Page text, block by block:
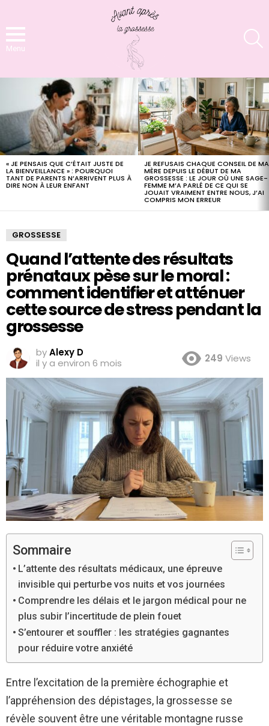
Menu
« JE PENSAIS QUE C’ÉTAIT JUSTE DE
LA BIENVEILLANCE » : POURQUOI
TANT DE PARENTS N’ARRIVENT PLUS À
DIRE NON À LEUR ENFANT
JE REFUSAIS CHAQUE CONSEIL DE MA
MÈRE DEPUIS LE DÉBUT DE MA
GROSSESSE : LE JOUR OÙ UNE SAGE-
FEMME M’A PARLÉ DE CE QUI SE
JOUAIT VRAIMENT ENTRE NOUS, J’AI
COMPRIS MON ERREUR
GROSSESSE
Quand l’attente des résultats
prénataux pèse sur le moral :
comment identifier et atténuer
cette source de stress pendant la
grossesse
byAlexy D
il y a environ 6 mois
249 Views
Sommaire
L’attente des résultats médicaux, une épreuve
invisible qui perturbe vos nuits et vos journées
Comprendre les délais et le jargon médical pour ne
plus subir l’incertitude de plein fouet
S’entourer et souffler : les stratégies gagnantes
pour réduire votre anxiété
Entre l’excitation de la première échographie et
l’appréhension des dépistages, la grossesse se
révèle souvent être une véritable montagne russe